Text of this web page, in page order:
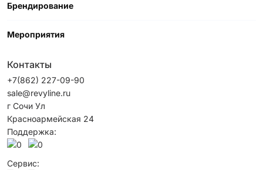
Брендирование
Мероприятия
Контакты
+7(862) 227-09-90
sale@revyline.ru
г Сочи Ул
Красноармейская 24
Поддержка:
Сервис: